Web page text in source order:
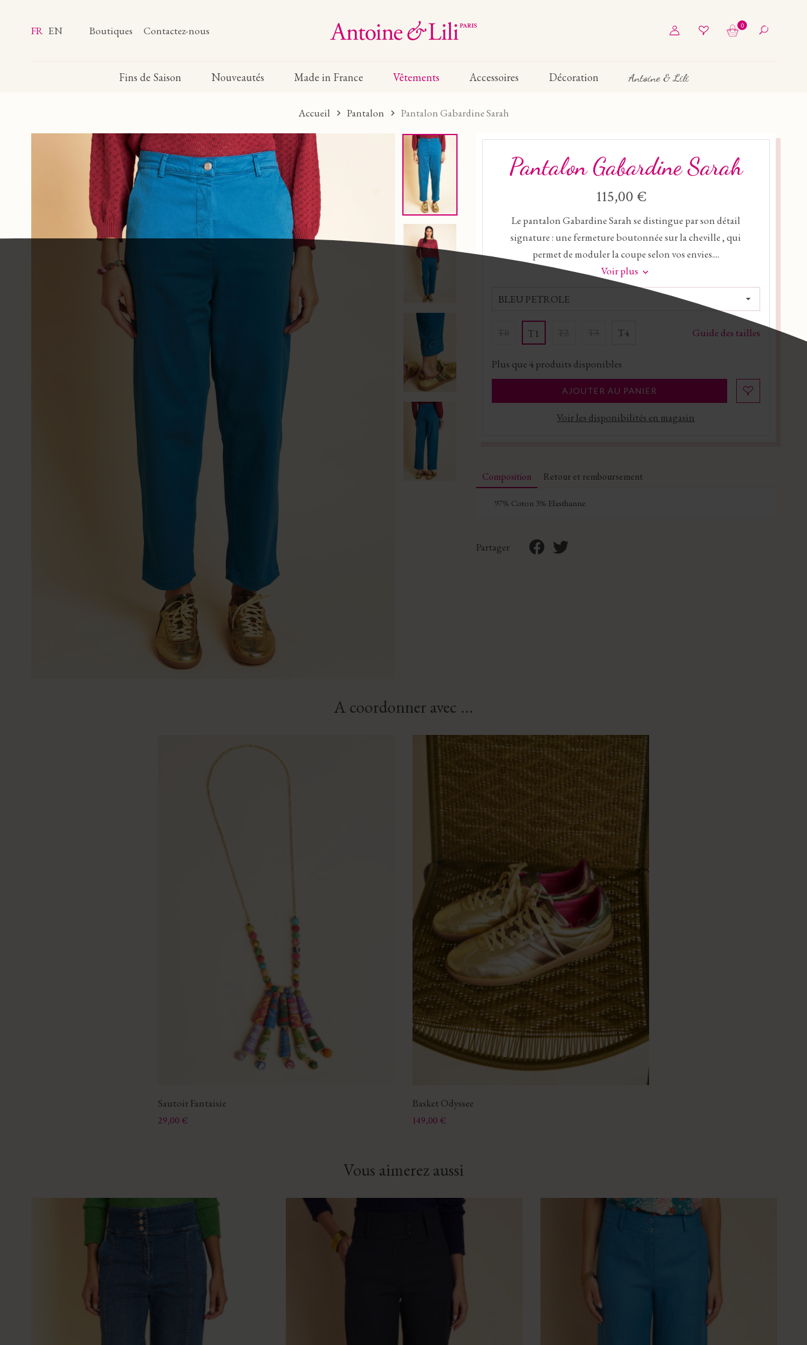
FR EN Boutiques Contactez-nous 0
Fins de Saison Nouveautés Made in France Vêtements Accessoires Décoration Antoine & Lili
Accueil Pantalon Pantalon Gabardine Sarah
Pantalon Gabardine Sarah
115,00 €
Le pantalon Gabardine Sarah se distingue par son détail
signature : une fermeture boutonnée sur la cheville , qui
permet de moduler la coupe selon vos envies....
Voir plus
BLEU PETROLE
T1 T4 Guide des tailles
Plus que4produits disponibles
AJOUTER AU PANIER
Voir les disponibilités en magasin
Composition Retour et remboursement
97% Coton 3% Elasthanne
Partager
A coordonner avec ...
Sautoir Fantaisie
Prix
29,00 €
Basket Odyssee
Prix
149,00 €
Vous aimerez aussi